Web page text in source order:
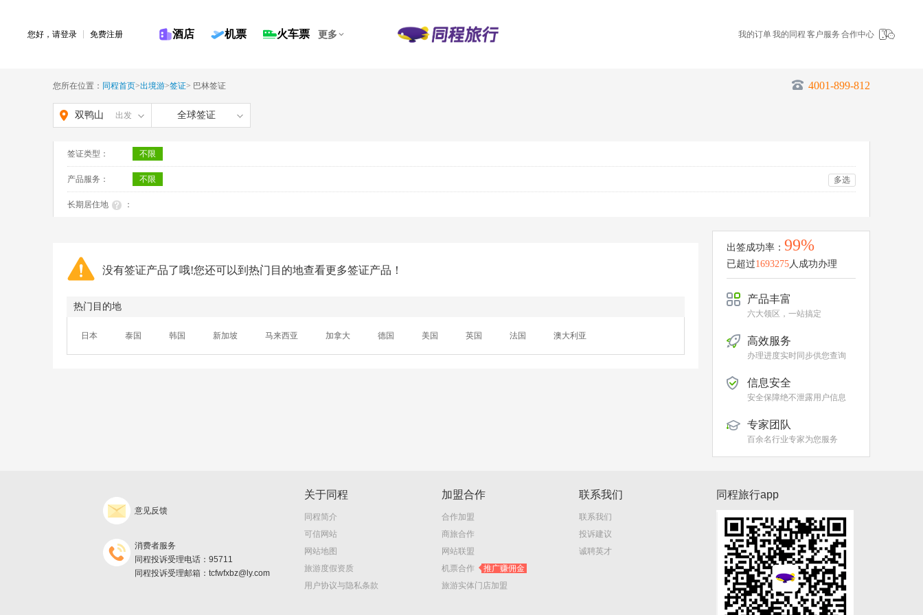
您好，请登录 免费注册 酒店 机票 火车票 更多 我的订单我的同程 客户服务 合作中心
您所在位置： 同程首页>出境游>签证> 巴林签证 4001-899-812
双鸭山 出发 全球签证
签证类型： 不限
产品服务： 不限 多选
长期居住地 ：
没有签证产品了哦!您还可以到热门目的地查看更多签证产品！
热门目的地
日本 泰国 韩国 新加坡 马来西亚 加拿大 德国 美国 英国 法国 澳大利亚
出签成功率： 99%
已超过1693275人成功办理
产品丰富
六大领区，一站搞定
高效服务
办理进度实时同步供您查询
信息安全
安全保障绝不泄露用户信息
专家团队
百余名行业专家为您服务
意见反馈
消费者服务
同程投诉受理电话：95711
同程投诉受理邮箱：tcfwfxbz@ly.com
关于同程
同程简介
可信网站
网站地图
旅游度假资质
用户协议与隐私条款
加盟合作
合作加盟
商旅合作
网站联盟
机票合作
推广赚佣金
旅游实体门店加盟
联系我们
联系我们
投诉建议
诚聘英才
同程旅行app